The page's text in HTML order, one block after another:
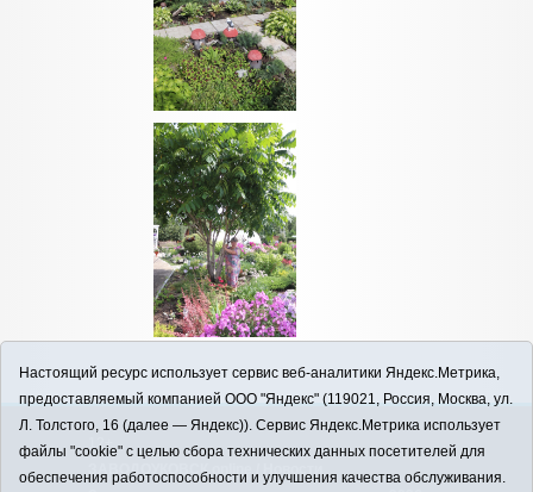
12+
ЗАВОДОУКОВСК online / Новости
Настоящий ресурс использует сервис веб-аналитики Яндекс.Метрика,
предоставляемый компанией ООО "Яндекс" (119021, Россия, Москва, ул.
Л. Толстого, 16 (далее — Яндекс)). Сервис Яндекс.Метрика использует
файлы "cookie" с целью сбора технических данных посетителей для
обеспечения работоспособности и улучшения качества обслуживания.